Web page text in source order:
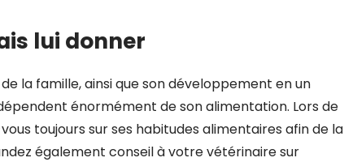
lui donner
la famille, ainsi que son développement en un
énormément de son alimentation. Lors de
toujours sur ses habitudes alimentaires afin de la
également conseil à votre vétérinaire sur